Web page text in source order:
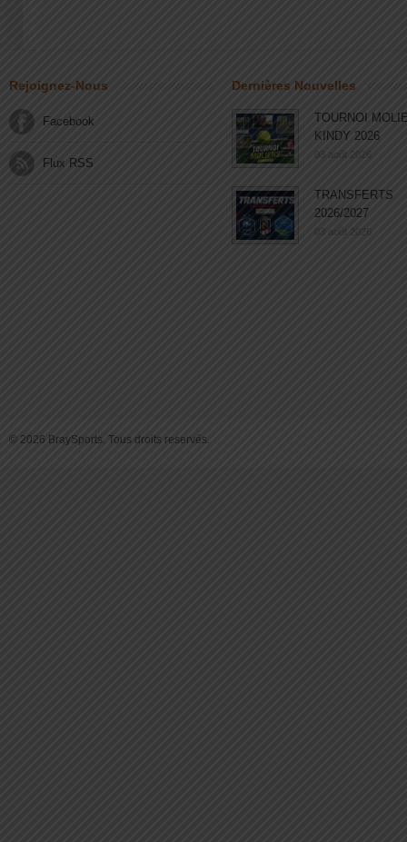
Rejoignez-Nous
Facebook
Flux RSS
Dernières Nouvelles
TOURNOI
KINDY 2026
03 août 2026
TRANSFERTS
2026/2027
03 août 2026
© 2026 BraySports. Tous droits reservés.